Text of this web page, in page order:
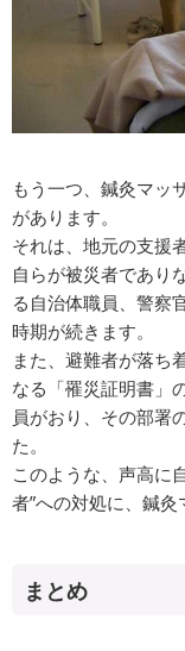
もう一つ、鍼灸マッ
があります。
それは、地元の支援
自らが被災者であり
る自治体職員、警察
時期が続きます。
また、避難者が落ち
なる「罹災証明書」
員がおり、その部署
た。
このような、声高に
者”への対処に、鍼灸
まとめ